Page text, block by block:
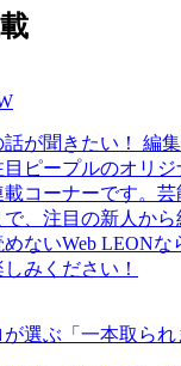
が聞きたい！ 編
目ピープルのオリ
コーナーです。
、注目の新人から
ないWeb LEON
みください！
選ぶ「一本取られ